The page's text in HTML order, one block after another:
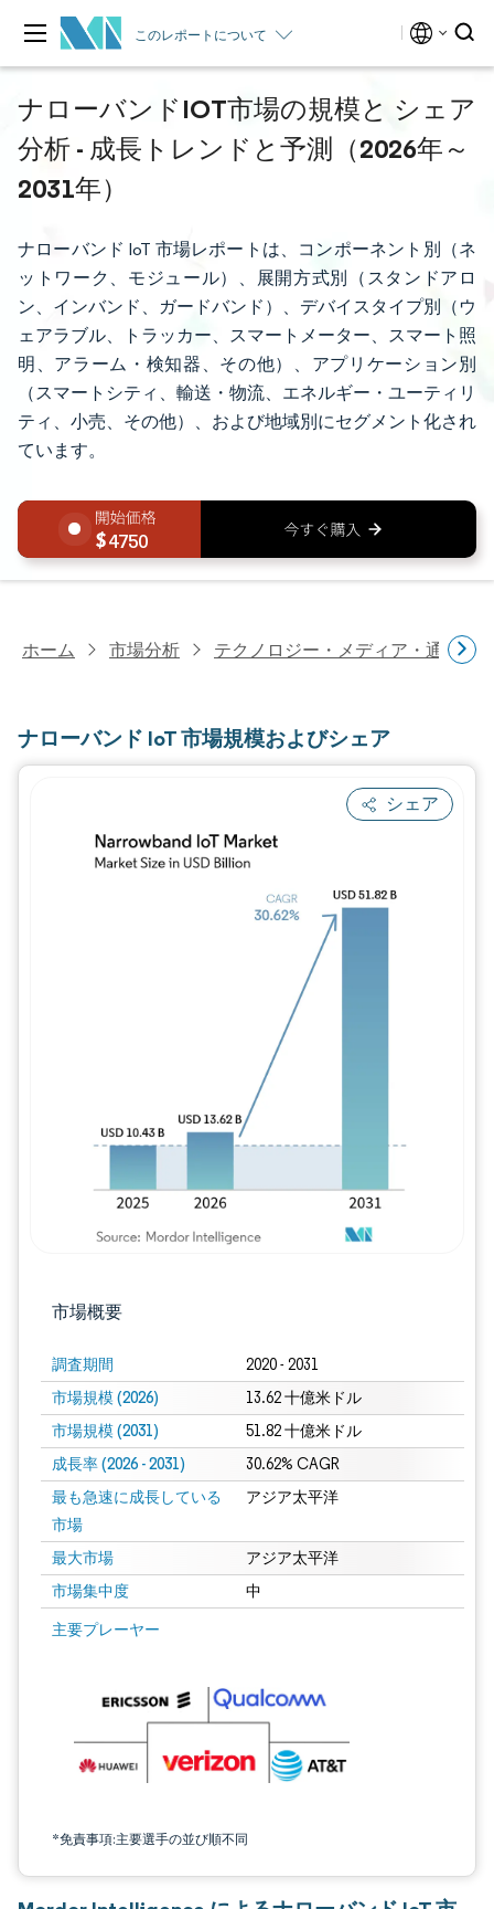
このレポートについて
ナローバンドIOT市場の規模と シェア
分析 - 成長トレンドと予測（2026年～
2031年）
ナローバンド IoT 市場レポートは、コンポーネント別（ネ
ットワーク、モジュール）、展開方式別（スタンドアロ
ン、インバンド、ガードバンド）、デバイスタイプ別（ウ
ェアラブル、トラッカー、スマートメーター、スマート照
明、アラーム・検知器、その他）、アプリケーション別
（スマートシティ、輸送・物流、エネルギー・ユーティリ
ティ、小売、その他）、および地域別にセグメント化され
ています。
4750
ホーム 市場分析 テクノロジー・メディア・通信研
ナローバンド IoT 市場規模およびシェア
シェア
市場概要
調査期間 2020 - 2031
市場規模 (2026) 13.62 十億米ドル
市場規模 (2031) 51.82 十億米ドル
成長率 (2026 - 2031) 30.62% CAGR
最も急速に成長している
市場
アジア太平洋
最大市場 アジア太平洋
市場集中度 中
主要プレーヤー
*免責事項:主要選手の並び順不同
画像 © Mordor Intelligence。再利用にはCC BY 4.0の表示が必要です。
画像 © Mordor Intelligence。再利用には